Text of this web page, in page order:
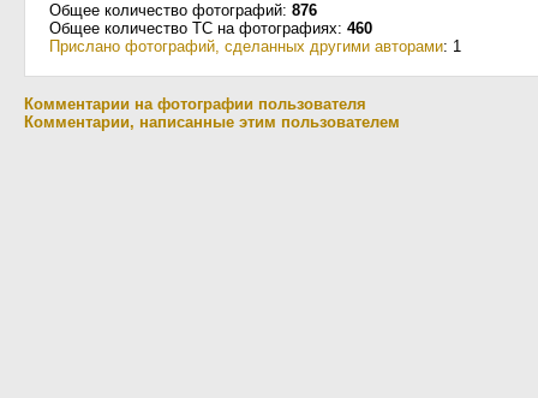
Общее количество фотографий: 876
Общее количество ТС на фотографиях: 460
Прислано фотографий, сделанных другими авторами: 1
Комментарии на фотографии пользователя
Комментарии, написанные этим пользователем